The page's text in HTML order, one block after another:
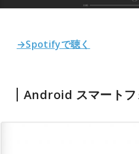
→Spotifyで聴く
Android スマートフ